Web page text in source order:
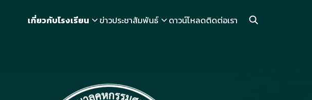
เกี่ยวกับโรงเรียน ข่าวประชาสัมพันธ์ ดาวน์โหลดติดต่อเรา